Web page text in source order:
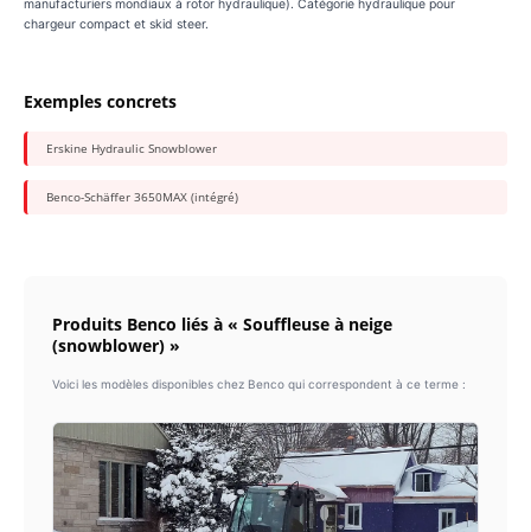
manufacturiers mondiaux à rotor hydraulique). Catégorie hydraulique pour
chargeur compact et skid steer.
Exemples concrets
Erskine Hydraulic Snowblower
Benco-Schäffer 3650MAX (intégré)
Produits Benco liés à « Souffleuse à neige
(snowblower) »
Voici les modèles disponibles chez Benco qui correspondent à ce terme :